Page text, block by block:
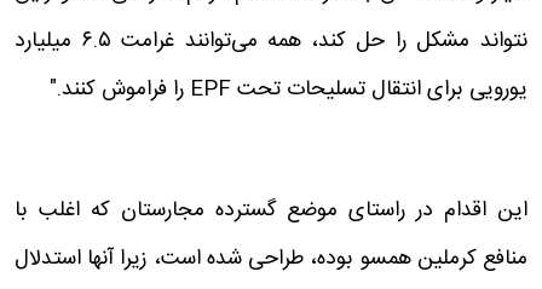
نتواند مشکل را حل کند، همه می‌توانند غرامت ۶.۵ میلیارد
یورویی برای انتقال تسلیحات تحت EPF را فراموش کنند."
این اقدام در راستای موضع گسترده‌ مجارستان که اغلب با
منافع کرملین همسو بوده، طراحی شده است، زیرا آنها استدلال